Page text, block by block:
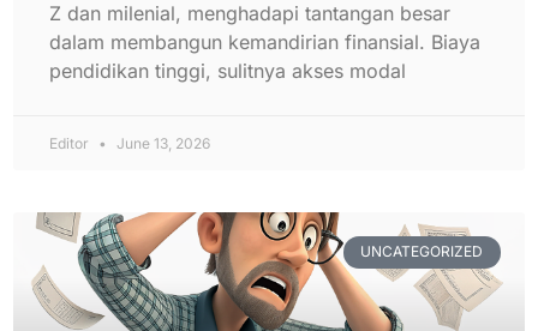
Z dan milenial, menghadapi tantangan besar
dalam membangun kemandirian finansial. Biaya
pendidikan tinggi, sulitnya akses modal
Editor June 13, 2026
UNCATEGORIZED